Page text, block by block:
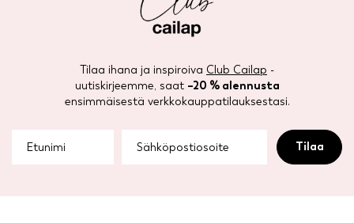
Tilaa ihana ja inspiroiva Club Cailap -
uutiskirjeemme, saat –20 % alennusta
ensimmäisestä verkkokauppatilauksestasi.